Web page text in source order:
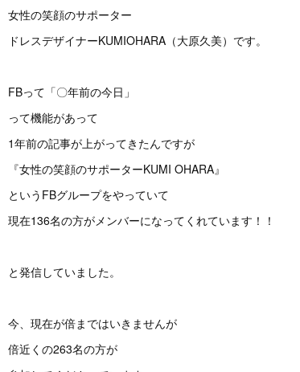
女性の笑顔のサポーター
ドレスデザイナーKUMIOHARA（大原久美）です。
FBって「〇年前の今日」
って機能があって
1年前の記事が上がってきたんですが
『女性の笑顔のサポーターKUMI OHARA』
というFBグループをやっていて
現在136名の方がメンバーになってくれています！！
と発信していました。
今、現在が倍まではいきませんが
倍近くの263名の方が